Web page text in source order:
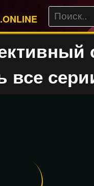
.ONLINE
все